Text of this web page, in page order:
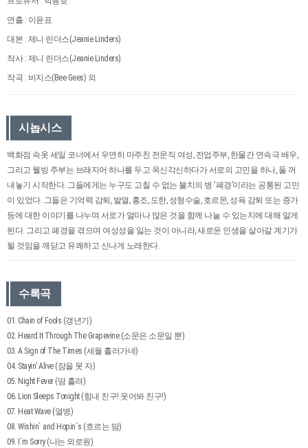
연출 : 이윤표
대본 : 제니 린더스(Jeanie Linders)
작사 : 제니 린더스(Jeanie Linders)
작곡 : 비지스(Bee Gees) 외
시놉시스
백화점 속옷 세일 코너에서 우연히 마주친 전문직 여성, 전업주부, 한물간 연속극 배우,
그리고 웰빙 주부는 브래지어 하나를 두고 옥신각신하다가 서로의 고민을 하나, 둘 꺼
내놓기 시작한다. 그들에게는 누구도 고칠 수 없는 불치의 병 ‘폐경’이라는 공통된 고민
이 있었다. 그들은 기억력 감퇴, 발열, 홍조, 도한, 성형수술, 호르몬, 성욕 감퇴 또는 증가
등에 대한 이야기를 나누며 서로가 얼마나 많은 것을 함께 나눌 수 있는지에 대해 알게
된다. 그리고 폐경을 겪으며 여성성을 잃는 것이 아니라, 새로운 인생을 살아갈 계기가
될 것임을 깨닫고 유쾌하고 신나게 노래한다.
수록곡
01. Chain of Fools (갱년기)
02. Heard It Through The Grapevine (소문은 소문일 뿐)
03. A Sign of The Times (세월 흘러가네)
04. Stayin’ Alive (잠을 못 자)
05. Night Fever (땀 흘려)
06. Lion Sleeps Tonight (힘내 친구! 웃어봐 친구!)
07. Heat Wave (열병)
08. Wishin` and Hopin`s (흐르는 땀)
09. I`m Sorry (나는 외로원)